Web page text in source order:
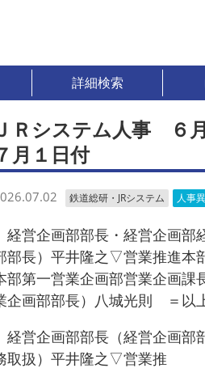
詳細検索
ＪＲシステム人事 ６
月１日付
鉄道総研・JRシステム 人事
経営企画部部長・経営企画部
部長）平井隆之▽営業推進本
部第一営業企画部営業企画課
企画部部長）八城光則 ＝以
経営企画部部長（経営企画部
取扱）平井隆之▽営業推